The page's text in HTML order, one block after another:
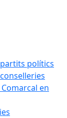
polítics
en